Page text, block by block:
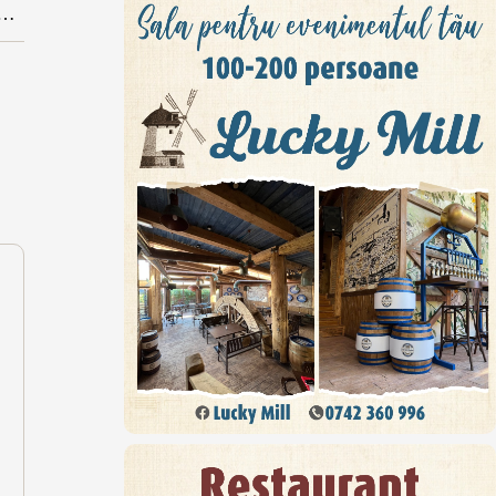
pentru social-democrați în locul actualului primar care s-a retras. Cum comenteaza plecarea viceprimarul?